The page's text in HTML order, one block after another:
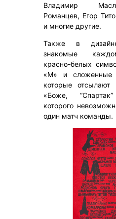
Владимир
Романцев, Егор
и многие другие.
Также в
знакомые
красно-белых
«М» и сложенные
которые отсылают
«Боже,
которого
один матч команды.